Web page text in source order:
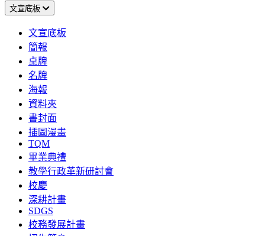
文宣底板
文宣底板
簡報
桌牌
名牌
海報
資料夾
書封面
插圖漫畫
TQM
畢業典禮
教學行政革新研討會
校慶
深耕計畫
SDGS
校務發展計畫